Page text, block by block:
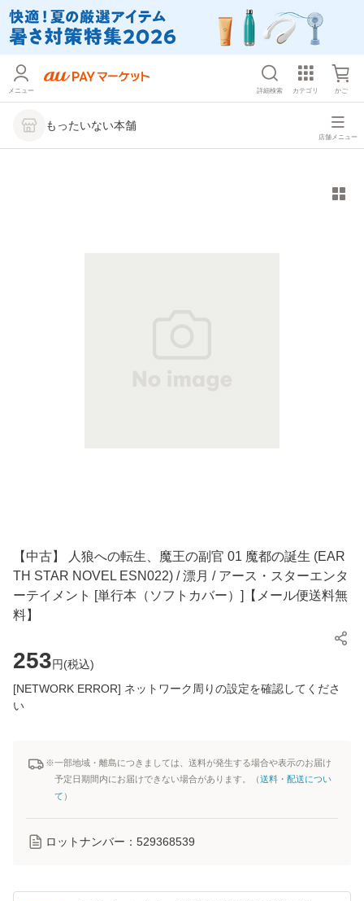
メニュー 詳細検索 カテゴリ かご
もったいない本舗
店舗メニュー
【中古】 人狼への転生、魔王の副官 01 魔都の誕生 (EAR
TH STAR NOVEL ESN022) / 漂月 / アース・スターエンタ
ーテイメント [単行本（ソフトカバー）]【メール便送料無
料】
253円(税込)
[NETWORK ERROR] ネットワーク周りの設定を確認してくださ
い
※一部地域・離島につきましては、送料が発生する場合や表示のお届け
予定日期間内にお届けできない場合があります。（送料・配送につい
て ）
ロットナンバー： 529368539